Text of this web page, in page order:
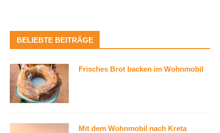
BELIEBTE BEITRÄGE
Frisches Brot backen im Wohnmobil
Mit dem Wohnmobil nach Kreta